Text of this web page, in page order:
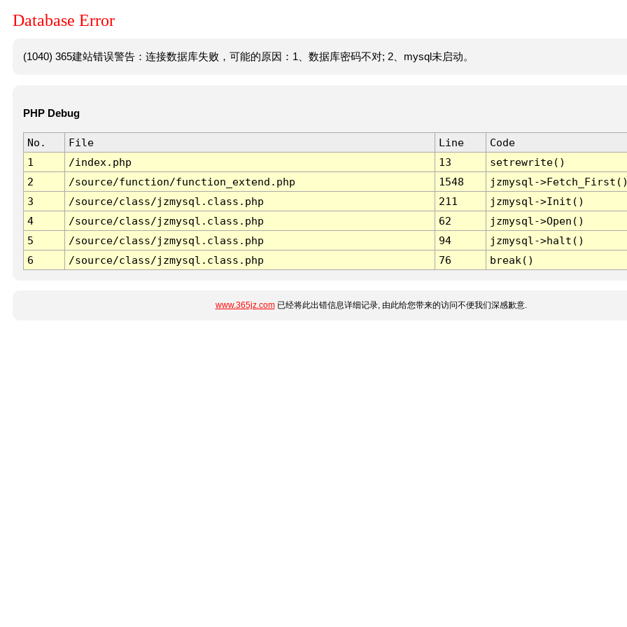
Database Error
(1040) 365建站错误警告：连接数据库失败，可能的原因：1、数据库密码不对; 2、mysql未启动。
PHP Debug
No. File Line
Code
1
/index.php 13
setrewrite()
2
/source/function/function_extend.php 1548
jzmysql-
3
/source/class/jzmysql.class.php 211
jzmysql->Init()
4
/source/class/jzmysql.class.php 62
jzmysql->Open()
5
/source/class/jzmysql.class.php 94
jzmysql->halt()
6
/source/class/jzmysql.class.php 76 break()
www.365jz.com已经将此出错信息详细记录, 由此给您带来的访问不便我们深感歉意.